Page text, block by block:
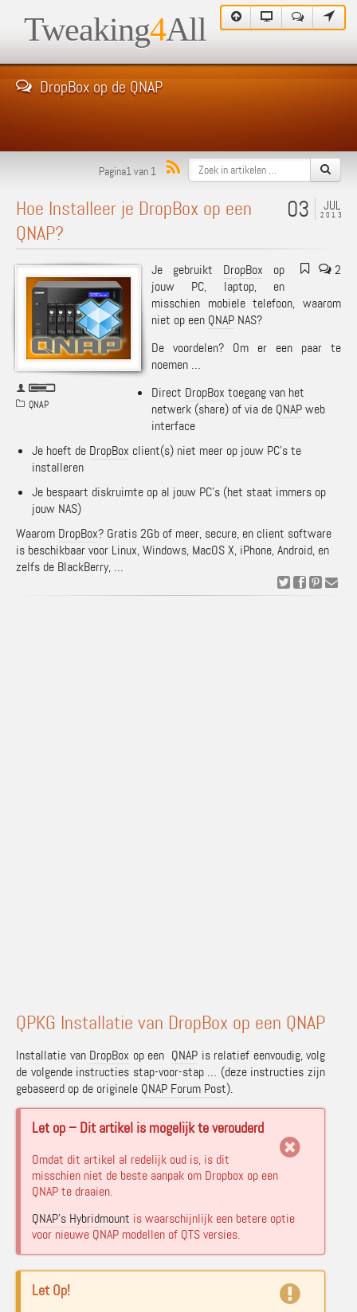
Tweaking4All
DropBox op de QNAP
Pagina1 van 1
JUL
2013
03
Hoe Installeer je DropBox op een
QNAP?
QNAP
2
Je gebruikt DropBox op
jouw PC, laptop, en
misschien mobiele telefoon, waarom
niet op een QNAP NAS?
De voordelen? Om er een paar te
noemen …
Direct DropBox toegang van het
netwerk (share) of via de QNAPweb
interface
Je hoeft de DropBox client(s) niet meer op jouw PC’s te
installeren
Je bespaart diskruimte op al jouw PC’s (het staat immers op
jouw NAS)
Waarom DropBox? Gratis 2Gb of meer, secure, en client software
is beschikbaar voor Linux, Windows, MacOS X, iPhone, Android, en
zelfs de BlackBerry, …
QPKG Installatie van DropBox op een QNAP
Installatie van DropBox op een QNAP is relatief eenvoudig, volg
de volgende instructies stap-voor-stap … (deze instructies zijn
gebaseerd op de originele QNAP Forum Post).
Let op – Dit artikel is mogelijk te verouderd
Omdat dit artikel al redelijk oud is, is dit
misschien niet de beste aanpak om Dropbox op een
QNAP te draaien.
QNAP’s Hybridmount is waarschijnlijk een betere optie
voor nieuwe QNAP modellen of QTS versies.
Let Op!